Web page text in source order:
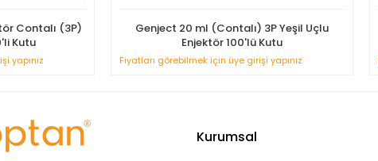
Contalı (3P)
Kutu
yapınız
Genject 20 ml (Contalı) 3P Yeşil Uçlu
Enjektör 100'lü Kutu
Fiyatları görebilmek için üye girişi yapınız
Kurumsal